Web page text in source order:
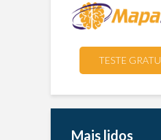
TESTE
Mais lidos